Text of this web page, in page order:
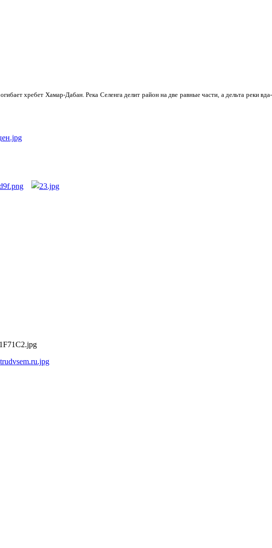
хребет Хамар-Дабан. Река Селенга делит район на две равные части, а дельта реки вда­